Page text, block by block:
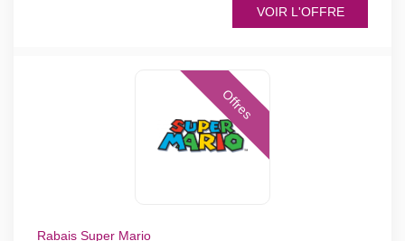
VOIR L'OFFRE
Offres
Rabais Super Mario